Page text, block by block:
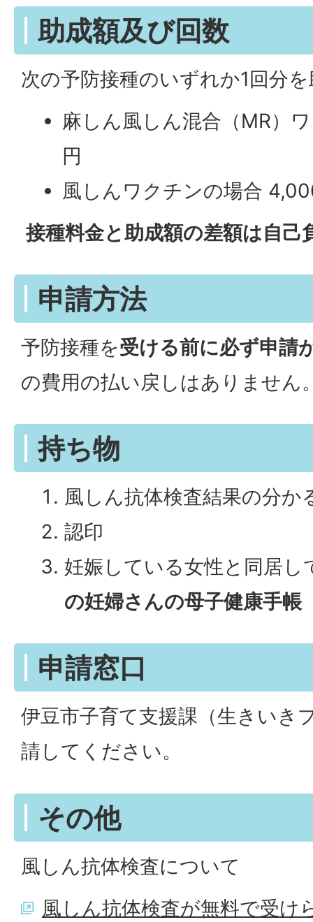
助成額及び回数
次の予防接種のいずれか1回分
麻しん風しん混合（MR）
円
風しんワクチンの場合
接種料金と助成額の差額は自己
申請方法
予防接種を受ける前に必ず申請
の費用の払い戻しはありません
持ち物
風しん抗体検査結果の分か
認印
妊娠している女性と同居し
の妊婦さんの母子健康手帳
申請窓口
伊豆市子育て支援課（生きいき
請してください。
その他
風しん抗体検査について
風しん抗体検査が無料で受け